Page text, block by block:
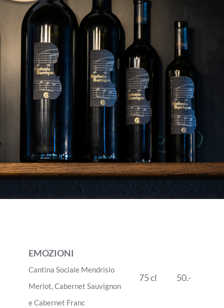
EMOZIONI
Cantina Sociale Mendrisio
Merlot, Cabernet Sauvignon
e Cabernet Franc
75 cl 50.-